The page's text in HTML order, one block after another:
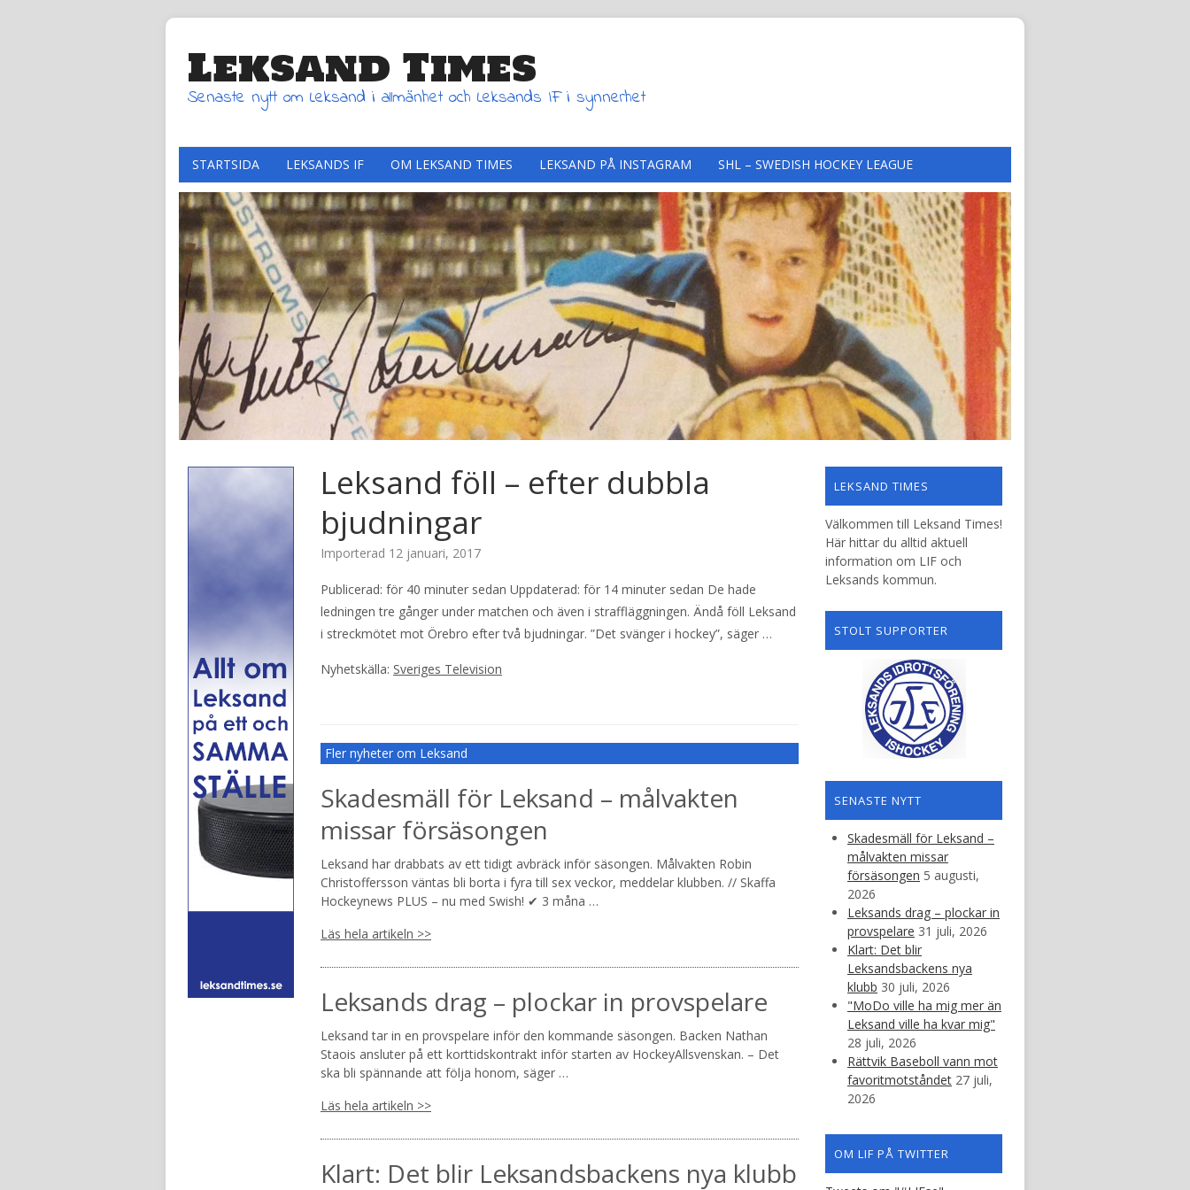
Leksand Times
Senaste nytt om Leksand i allmänhet och Leksands IF i synnerhet
STARTSIDA LEKSANDS IF OM LEKSAND TIMES LEKSAND PÅ INSTAGRAM SHL – SWEDISH HOCKEY LEAGUE
Leksand föll – efter dubbla
bjudningar
Importerad 12 januari, 2017
Publicerad: för 40 minuter sedan Uppdaterad: för 14 minuter sedan De hade
ledningen tre gånger under matchen och även i straffläggningen. Ändå föll Leksand
i streckmötet mot Örebro efter två bjudningar. ”Det svänger i hockey”, säger …
Nyhetskälla: Sveriges Television
Fler nyheter om Leksand
Skadesmäll för Leksand – målvakten
missar försäsongen
Leksand har drabbats av ett tidigt avbräck inför säsongen. Målvakten Robin
Christoffersson väntas bli borta i fyra till sex veckor, meddelar klubben. // Skaffa
Hockeynews PLUS – nu med Swish! ✔ 3 måna …
Läs hela artikeln >>
Leksands drag – plockar in provspelare
Leksand tar in en provspelare inför den kommande säsongen. Backen Nathan
Staois ansluter på ett korttidskontrakt inför starten av HockeyAllsvenskan. – Det
ska bli spännande att följa honom, säger …
Läs hela artikeln >>
Klart: Det blir Leksandsbackens nya klubb
LEKSAND TIMES
Välkommen till Leksand Times!
Här hittar du alltid aktuell
information om LIF och
Leksands kommun.
STOLT SUPPORTER
SENASTE NYTT
Skadesmäll för Leksand –
målvakten missar
försäsongen 5 augusti,
2026
Leksands drag – plockar in
provspelare 31 juli, 2026
Klart: Det blir
Leksandsbackens nya
klubb 30 juli, 2026
"MoDo ville ha mig mer än
Leksand ville ha kvar mig"
28 juli, 2026
Rättvik Baseboll vann mot
favoritmotståndet 27 juli,
2026
OM LIF PÅ TWITTER